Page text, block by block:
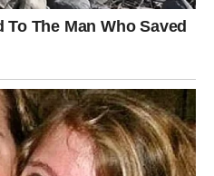
osuđena na borbu,
da su njihovi životi
Ona je vjerovala da duboka